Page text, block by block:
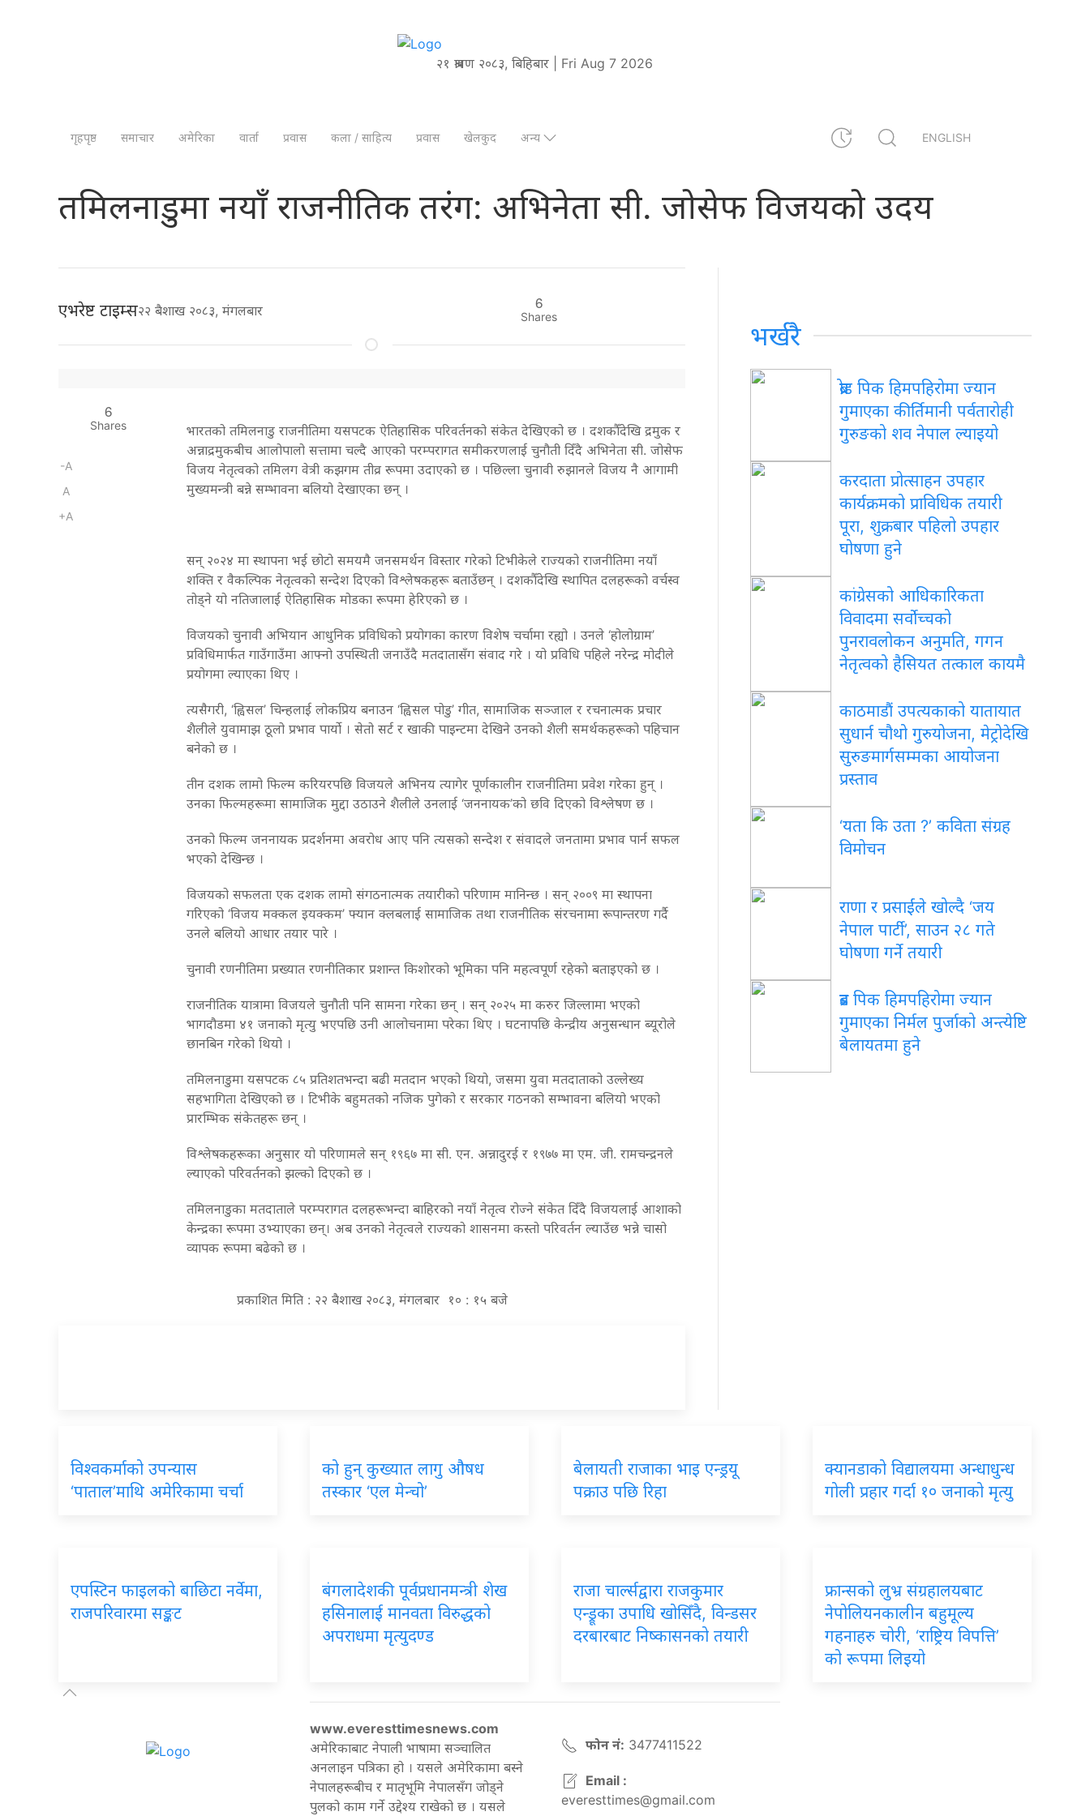
२१ श्रावण २०८३, बिहिबार | Fri Aug 7 2026
गृहपृष्ठ समाचार अमेरिका वार्ता प्रवास कला / साहित्य प्रवास खेलकुद अन्य ENGLISH
तमिलनाडुमा नयाँ राजनीतिक तरंग: अभिनेता सी. जोसेफ विजयको उदय
एभरेष्ट टाइम्स२२ बैशाख २०८३, मंगलबार 6
Shares
6
Shares
-A
A
+A
भारतको तमिलनाडु राजनीतिमा यसपटक ऐतिहासिक परिवर्तनको संकेत देखिएको छ । दशकौँदेखि द्रमुक र
अन्नाद्रमुकबीच आलोपालो सत्तामा चल्दै आएको परम्परागत समीकरणलाई चुनौती दिँदै अभिनेता सी. जोसेफ
विजय नेतृत्वको तमिलग वेत्री कझगम तीव्र रूपमा उदाएको छ । पछिल्ला चुनावी रुझानले विजय नै आगामी
मुख्यमन्त्री बन्ने सम्भावना बलियो देखाएका छन् ।
सन् २०२४ मा स्थापना भई छोटो समयमै जनसमर्थन विस्तार गरेको टिभीकेले राज्यको राजनीतिमा नयाँ
शक्ति र वैकल्पिक नेतृत्वको सन्देश दिएको विश्लेषकहरू बताउँछन् । दशकौँदेखि स्थापित दलहरूको वर्चस्व
तोड्ने यो नतिजालाई ऐतिहासिक मोडका रूपमा हेरिएको छ ।
विजयको चुनावी अभियान आधुनिक प्रविधिको प्रयोगका कारण विशेष चर्चामा रह्यो । उनले ‘होलोग्राम’
प्रविधिमार्फत गाउँगाउँमा आफ्नो उपस्थिती जनाउँदै मतदातासँग संवाद गरे । यो प्रविधि पहिले नरेन्द्र मोदीले
प्रयोगमा ल्याएका थिए ।
त्यसैगरी, ‘ह्विसल’ चिन्हलाई लोकप्रिय बनाउन ‘ह्विसल पोडु’ गीत, सामाजिक सञ्जाल र रचनात्मक प्रचार
शैलीले युवामाझ ठूलो प्रभाव पार्यो । सेतो सर्ट र खाकी पाइन्टमा देखिने उनको शैली समर्थकहरूको पहिचान
बनेको छ ।
तीन दशक लामो फिल्म करियरपछि विजयले अभिनय त्यागेर पूर्णकालीन राजनीतिमा प्रवेश गरेका हुन् ।
उनका फिल्महरूमा सामाजिक मुद्दा उठाउने शैलीले उनलाई ‘जननायक’को छवि दिएको विश्लेषण छ ।
उनको फिल्म जननायक प्रदर्शनमा अवरोध आए पनि त्यसको सन्देश र संवादले जनतामा प्रभाव पार्न सफल
भएको देखिन्छ ।
विजयको सफलता एक दशक लामो संगठनात्मक तयारीको परिणाम मानिन्छ । सन् २००९ मा स्थापना
गरिएको ‘विजय मक्कल इयक्कम’ फ्यान क्लबलाई सामाजिक तथा राजनीतिक संरचनामा रूपान्तरण गर्दै
उनले बलियो आधार तयार पारे ।
चुनावी रणनीतिमा प्रख्यात रणनीतिकार प्रशान्त किशोरको भूमिका पनि महत्वपूर्ण रहेको बताइएको छ ।
राजनीतिक यात्रामा विजयले चुनौती पनि सामना गरेका छन् । सन् २०२५ मा करुर जिल्लामा भएको
भागदौडमा ४१ जनाको मृत्यु भएपछि उनी आलोचनामा परेका थिए । घटनापछि केन्द्रीय अनुसन्धान ब्यूरोले
छानबिन गरेको थियो ।
तमिलनाडुमा यसपटक ८५ प्रतिशतभन्दा बढी मतदान भएको थियो, जसमा युवा मतदाताको उल्लेख्य
सहभागिता देखिएको छ । टिभीके बहुमतको नजिक पुगेको र सरकार गठनको सम्भावना बलियो भएको
प्रारम्भिक संकेतहरू छन् ।
विश्लेषकहरूका अनुसार यो परिणामले सन् १९६७ मा सी. एन. अन्नादुरई र १९७७ मा एम. जी. रामचन्द्रनले
ल्याएको परिवर्तनको झल्को दिएको छ ।
तमिलनाडुका मतदाताले परम्परागत दलहरूभन्दा बाहिरको नयाँ नेतृत्व रोज्ने संकेत दिँदै विजयलाई आशाको
केन्द्रका रूपमा उभ्याएका छन्। अब उनको नेतृत्वले राज्यको शासनमा कस्तो परिवर्तन ल्याउँछ भन्ने चासो
व्यापक रूपमा बढेको छ ।
प्रकाशित मिति : २२ बैशाख २०८३, मंगलबार १० : १५ बजे
भर्खरै
ब्रोड पिक हिमपहिरोमा ज्यान
गुमाएका कीर्तिमानी पर्वतारोही
गुरुङको शव नेपाल ल्याइयो
करदाता प्रोत्साहन उपहार
कार्यक्रमको प्राविधिक तयारी
पूरा, शुक्रबार पहिलो उपहार
घोषणा हुने
कांग्रेसको आधिकारिकता
विवादमा सर्वोच्चको
पुनरावलोकन अनुमति, गगन
नेतृत्वको हैसियत तत्काल कायमै
काठमाडौं उपत्यकाको यातायात
सुधार्न चौथो गुरुयोजना, मेट्रोदेखि
सुरुङमार्गसम्मका आयोजना
प्रस्ताव
‘यता कि उता ?’ कविता संग्रह
विमोचन
राणा र प्रसाईंले खोल्दै ‘जय
नेपाल पार्टी’, साउन २८ गते
घोषणा गर्ने तयारी
ब्रड पिक हिमपहिरोमा ज्यान
गुमाएका निर्मल पुर्जाको अन्त्येष्टि
बेलायतमा हुने
विश्वकर्माको उपन्यास
‘पाताल’माथि अमेरिकामा चर्चा
को हुन् कुख्यात लागु औषध
तस्कार ‘एल मेन्चो’
बेलायती राजाका भाइ एन्ड्रयू
पक्राउ पछि रिहा
क्यानडाको विद्यालयमा अन्धाधुन्ध
गोली प्रहार गर्दा १० जनाको मृत्यु
एपस्टिन फाइलको बाछिटा नर्वेमा,
राजपरिवारमा सङ्कट
बंगलादेशकी पूर्वप्रधानमन्त्री शेख
हसिनालाई मानवता विरुद्धको
अपराधमा मृत्युदण्ड
राजा चार्ल्सद्वारा राजकुमार
एन्ड्रूका उपाधि खोसिँदै, विन्डसर
दरबारबाट निष्कासनको तयारी
फ्रान्सको लुभ्र संग्रहालयबाट
नेपोलियनकालीन बहुमूल्य
गहनाहरु चोरी, ‘राष्ट्रिय विपत्ति’
को रूपमा लिइयो
www.everesttimesnews.com
अमेरिकाबाट नेपाली भाषामा सञ्चालित
अनलाइन पत्रिका हो । यसले अमेरिकामा बस्ने
नेपालहरूबीच र मातृभूमि नेपालसँग जोड्ने
पुलको काम गर्ने उद्देश्य राखेको छ । यसले
फोन नं: 3477411522
Email :
everesttimes@gmail.com